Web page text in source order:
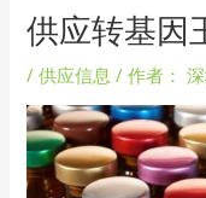
供应转基因
/供应信息 / 作者：